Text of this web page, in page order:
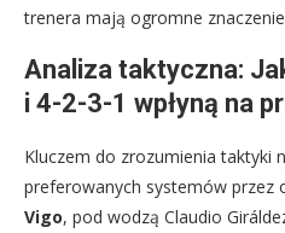
trenera mają ogromne
Analiza taktyczna:
i 4-2-3-1 wpłyną na
Kluczem do zrozumienia taktyki
preferowanych systemów przez
Vigo, pod wodzą Claudio